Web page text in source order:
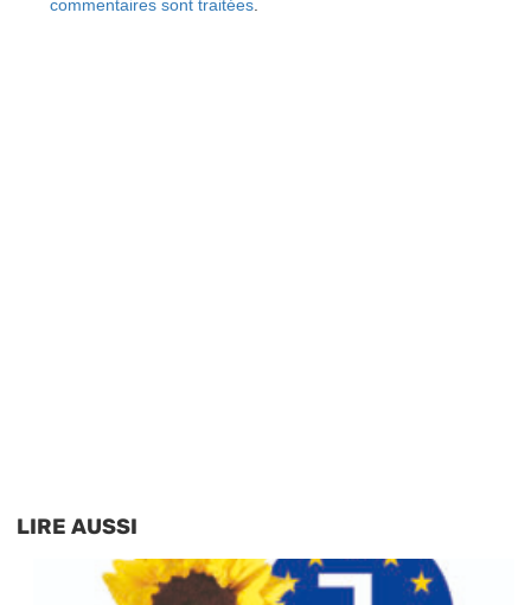
commentaires sont traitées
LIRE AUSSI